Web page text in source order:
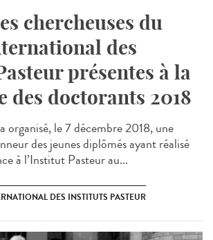
chercheuses du
des
présentes à la
des doctorants 2018
organisé, le 7 décembre 2018, une
des jeunes diplômés ayant réalisé
à l’Institut Pasteur au...
DES INSTITUTS PASTEUR